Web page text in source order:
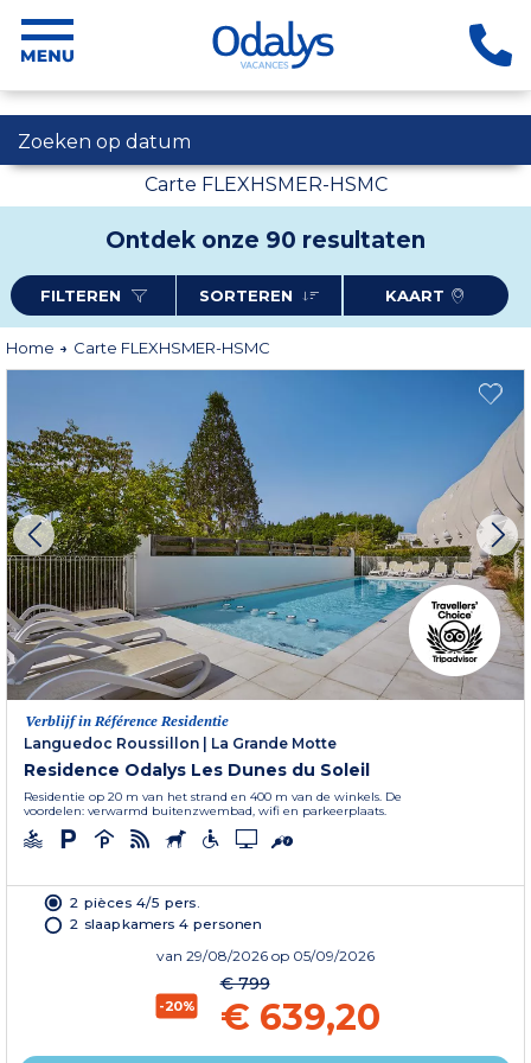
Zoeken op datum
Carte FLEXHSMER-HSMC
Ontdek onze 90 resultaten
FILTEREN SORTEREN KAART
Home Carte FLEXHSMER-HSMC
Verblijf in Référence Residentie
Languedoc Roussillon
La Grande Motte
Residence Odalys Les Dunes du Soleil
Residentie op 20 m van het strand en 400 m van de winkels. De
voordelen: verwarmd buitenzwembad, wifi en parkeerplaats.
2 pièces 4/5 pers.
2 slaapkamers 4 personen
van 29/08/2026 op 05/09/2026
-20%
€ 799
€ 639,20